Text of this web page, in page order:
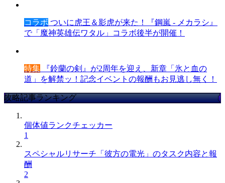
コラボ ついに虎王＆影虎が来た！『鋼嵐 - メカラシ』
で「魔神英雄伝ワタル」コラボ後半が開催！
特集 『鈴蘭の剣』が2周年を迎え、新章「氷と血の
道」を解禁ッ！記念イベントの報酬もお見逃し無く！
攻略記事ランキング
個体値ランクチェッカー
1
スペシャルリサーチ「彼方の電光」のタスク内容と報
酬
2